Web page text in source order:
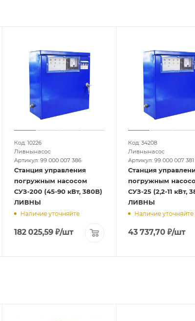
Код: 10226
Ливнынасос
Артикул: 99 000 007 386
Станция управления
погружным насосом
СУЗ-200 (45-90 кВт, 380В)
ЛИВНЫ
Наличие уточняйте
182 025,59 ₽/шт
Код: 34208
Ливнынасос
Артикул: 99 000 007 381
Станция
погружным
СУЗ-25 (2,2-11 кВт,
ЛИВНЫ
Наличие уточняйте
43 737,70 ₽/шт